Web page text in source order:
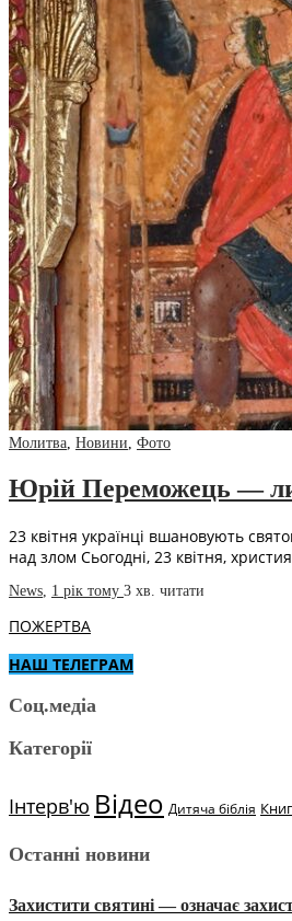
Молитва, Новини, Фото
Юрій Переможець —
23 квітня українці вшановують
над злом Сьогодні, 23 квітня,
News, 1 рік тому 3 хв. читати
ПОЖЕРТВА
НАШ ТЕЛЕГРАМ
Соц.медіа
Категорії
Інтерв'ю Відео Дитяча біблія
Останні новини
Захистити святині — означає